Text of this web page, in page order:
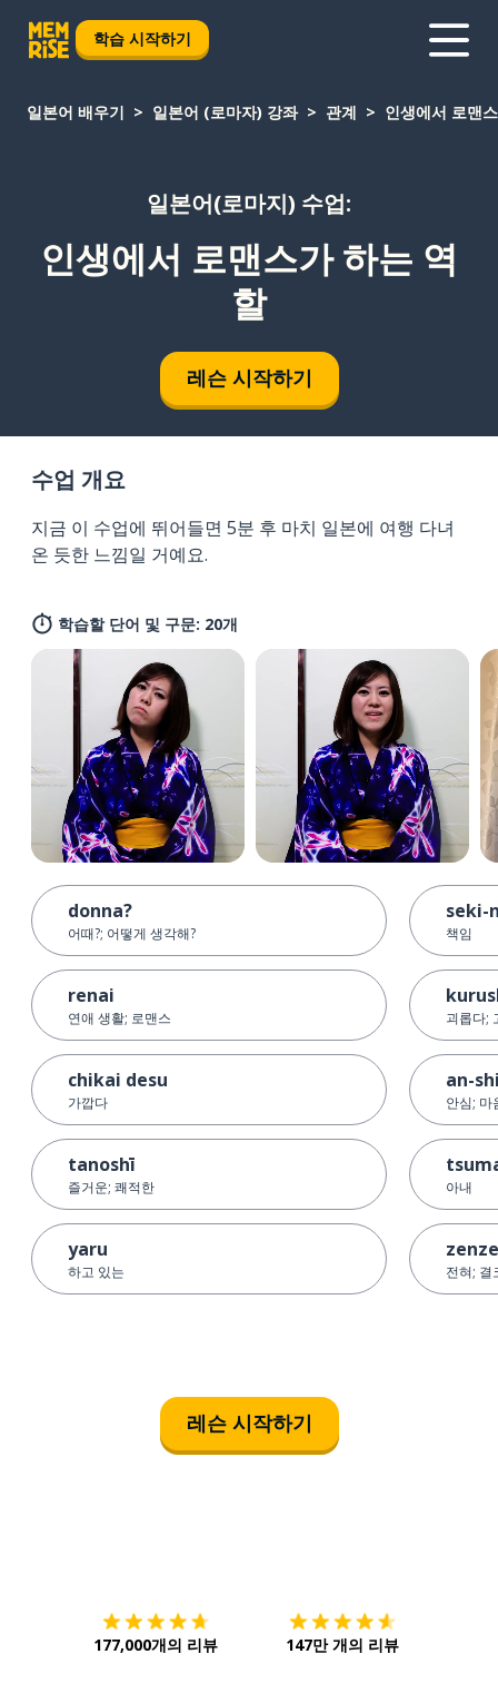
학습 시작하기
일본어 배우기 일본어 (로마자) 강좌 관계 인생에서 로맨
일본어(로마지) 수업:
인생에서 로맨스가 하는 역
할
레슨 시작하기
수업 개요
지금 이 수업에 뛰어들면 5분 후 마치 일본에 여행 다녀
온 듯한 느낌일 거예요.
학습할 단어 및 구문: 20개
donna?
어때?; 어떻게 생각해?
renai
연애 생활; 로맨스
chikai desu
가깝다
tanoshī
즐거운; 쾌적한
yaru
하고 있는
seki-
책임
괴롭다;
an-
안심; 마
아내
전혀; 결
레슨 시작하기
177,000개의 리뷰 147만 개의 리뷰